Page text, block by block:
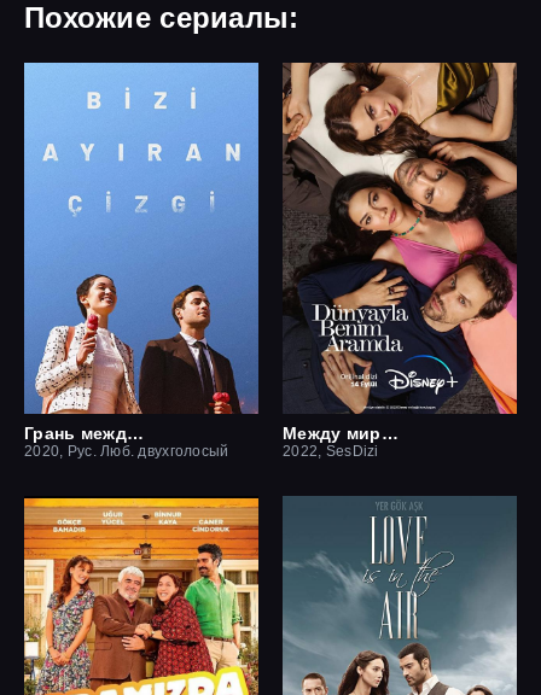
Похожие сериалы:
Грань между нами
2020, Рус. Люб. двухголосый
Между миром и мной
2022, SesDizi